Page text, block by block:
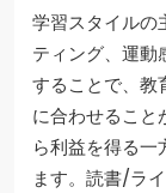
学習スタイルの
ティング、運動
することで、教
に合わせること
ら利益を得る一
ます。読書/ラ